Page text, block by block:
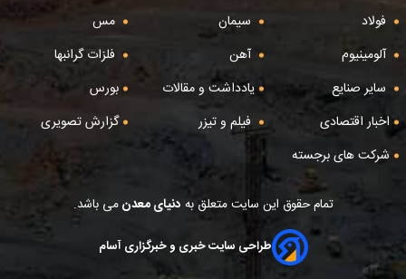
فولاد
سیمان
مس
آلومینیوم
آهن
فلزات گرانبها
سایر صنایع
یادداشت و مقالات
بورس
اخبار اقتصادی
فیلم و تیزر
گزارش تصویری
شرکت های برجسته
تمام حقوق این سایت متعلق به دنیای معدنمی باشد.
طراحی سایت خبری و خبرگزاری آسام